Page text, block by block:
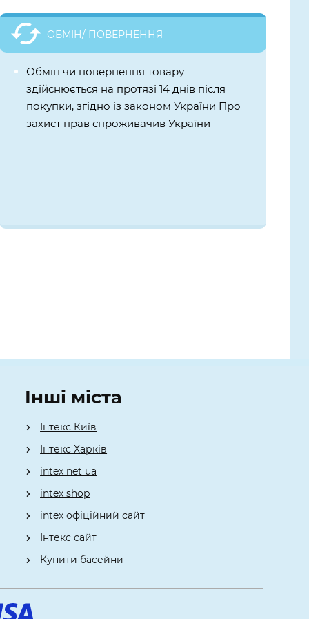
ОБМІН/ ПОВЕРНЕННЯ
Обмін чи повернення товару
здійснюється на протязі 14 днів після
покупки, згідно із законом України Про
захист прав спроживачив України
Інші міста
Інтекс Київ
​Інтекс Харків
intex net ua
intex shop
intex офіційний сайт
Інтекс сайт
Купити басейни